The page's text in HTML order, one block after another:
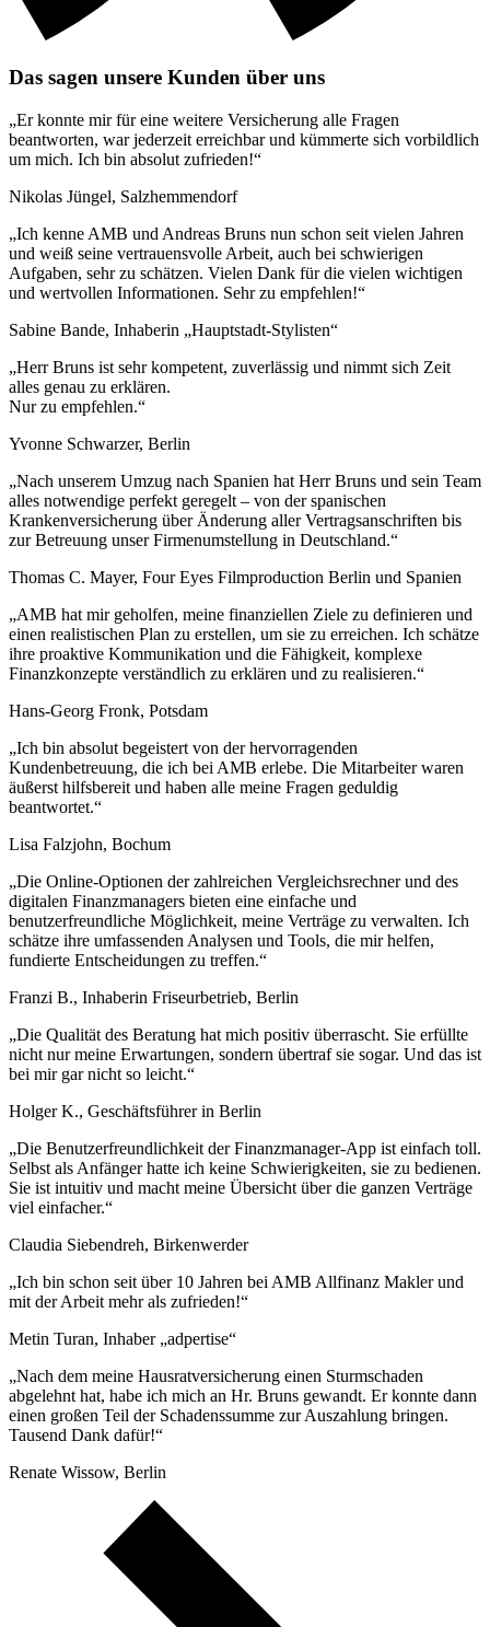
Das sagen unsere Kunden über uns
„Er konnte mir für eine weitere Versicherung alle Fragen
beantworten, war jederzeit erreichbar und kümmerte sich vorbildlich
um mich. Ich bin absolut zufrieden!“
Nikolas Jüngel, Salzhemmendorf
„Ich kenne AMB und Andreas Bruns nun schon seit vielen Jahren
und weiß seine vertrauensvolle Arbeit, auch bei schwierigen
Aufgaben, sehr zu schätzen. Vielen Dank für die vielen wichtigen
und wertvollen Informationen. Sehr zu empfehlen!“
Sabine Bande, Inhaberin „Hauptstadt-Stylisten“
„Herr Bruns ist sehr kompetent, zuverlässig und nimmt sich Zeit
alles genau zu erklären.
Nur zu empfehlen.“
Yvonne Schwarzer, Berlin
„Nach unserem Umzug nach Spanien hat Herr Bruns und sein Team
alles notwendige perfekt geregelt – von der spanischen
Krankenversicherung über Änderung aller Vertragsanschriften bis
zur Betreuung unser Firmenumstellung in Deutschland.“
Thomas C. Mayer, Four Eyes Filmproduction Berlin und Spanien
„AMB hat mir geholfen, meine finanziellen Ziele zu definieren und
einen realistischen Plan zu erstellen, um sie zu erreichen. Ich schätze
ihre proaktive Kommunikation und die Fähigkeit, komplexe
Finanzkonzepte verständlich zu erklären und zu realisieren.“
Hans-Georg Fronk, Potsdam
„Ich bin absolut begeistert von der hervorragenden
Kundenbetreuung, die ich bei AMB erlebe. Die Mitarbeiter waren
äußerst hilfsbereit und haben alle meine Fragen geduldig
beantwortet.“
Lisa Falzjohn, Bochum
„Die Online-Optionen der zahlreichen Vergleichsrechner und des
digitalen Finanzmanagers bieten eine einfache und
benutzerfreundliche Möglichkeit, meine Verträge zu verwalten. Ich
schätze ihre umfassenden Analysen und Tools, die mir helfen,
fundierte Entscheidungen zu treffen.“
Franzi B., Inhaberin Friseurbetrieb, Berlin
„Die Qualität des Beratung hat mich positiv überrascht. Sie erfüllte
nicht nur meine Erwartungen, sondern übertraf sie sogar. Und das ist
bei mir gar nicht so leicht.“
Holger K., Geschäftsführer in Berlin
„Die Benutzerfreundlichkeit der Finanzmanager-App ist einfach toll.
Selbst als Anfänger hatte ich keine Schwierigkeiten, sie zu bedienen.
Sie ist intuitiv und macht meine Übersicht über die ganzen Verträge
viel einfacher.“
Claudia Siebendreh, Birkenwerder
„Ich bin schon seit über 10 Jahren bei AMB Allfinanz Makler und
mit der Arbeit mehr als zufrieden!“
Metin Turan, Inhaber „adpertise“
„Nach dem meine Hausratversicherung einen Sturmschaden
abgelehnt hat, habe ich mich an Hr. Bruns gewandt. Er konnte dann
einen großen Teil der Schadenssumme zur Auszahlung bringen.
Tausend Dank dafür!“
Renate Wissow, Berlin